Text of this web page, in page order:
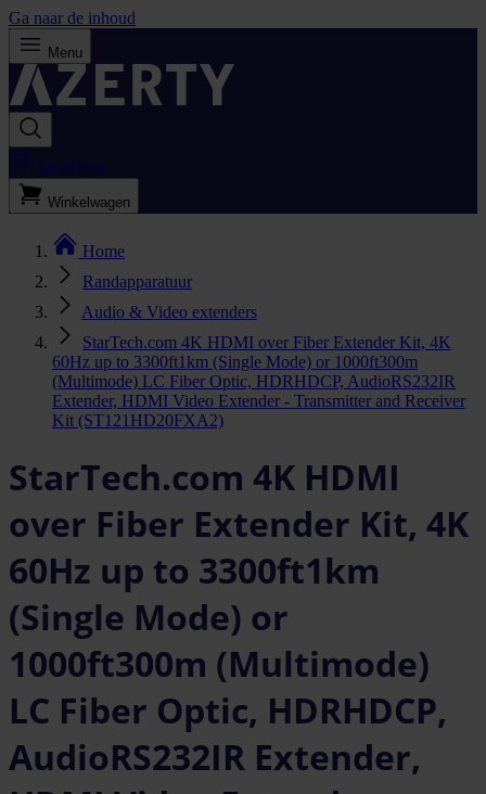
Ga naar de inhoud
Menu
Bestellijst
Winkelwagen
Home
Randapparatuur
Audio & Video extenders
StarTech.com 4K HDMI over Fiber Extender Kit, 4K
60Hz up to 3300ft1km (Single Mode) or 1000ft300m
(Multimode) LC Fiber Optic, HDRHDCP, AudioRS232IR
Extender, HDMI Video Extender - Transmitter and Receiver
Kit (ST121HD20FXA2)
StarTech.com 4K HDMI
over Fiber Extender Kit, 4K
60Hz up to 3300ft1km
(Single Mode) or
1000ft300m (Multimode)
LC Fiber Optic, HDRHDCP,
AudioRS232IR Extender,